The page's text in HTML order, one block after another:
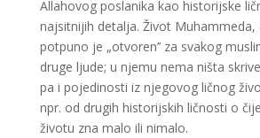
Allahovog poslanika kao historijske
najsitnijih detalja. Život Muhammeda,
potpuno je „otvoren’’ za svakog
druge ljude; u njemu nema ništa
pa i pojedinosti iz njegovog ličnog
npr. od drugih historijskih ličnosti o
životu zna malo ili nimalo.